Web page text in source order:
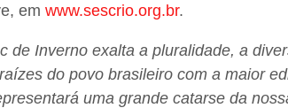
em www.sescrio.org.br.
de Inverno exalta a pluralidade, a
do povo brasileiro com a maior
uma grande catarse da